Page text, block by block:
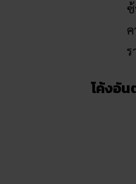
ร
โค้งอัน